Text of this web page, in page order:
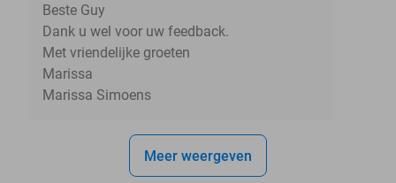
Beste Guy
Dank u wel voor uw feedback.
Met vriendelijke groeten
Marissa
Marissa Simoens
Meer weergeven